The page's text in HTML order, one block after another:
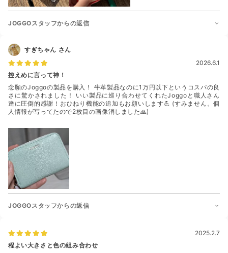
JOGGOスタッフからの返信
すぎちゃん さん
2026.6.1
控えめに言って神！
念願のJoggoの製品を購入！ 牛革製品なのに1万円以下というコスパの良
さに驚かされました！ いい製品に巡り合わせてくれたJoggoと職人さん
達に圧倒的感謝！おひねり機能の追加もお願いします💪 (すみません。個
人情報が写ってたので2枚目の画像消しました🙏)
JOGGOスタッフからの返信
2025.2.7
程よい大きさと色の組み合わせ